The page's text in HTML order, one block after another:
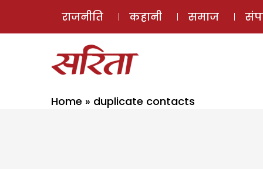
राजनीति कहानी समाज
Home » duplicate contacts